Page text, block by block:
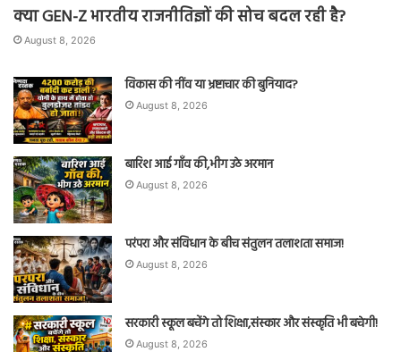
क्या GEN-Z भारतीय राजनीतिज्ञों की सोच बदल रही है?
August 8, 2026
विकास की नींव या भ्रष्टाचार की बुनियाद?
August 8, 2026
बारिश आई गाँव की,भीग उठे अरमान
August 8, 2026
परंपरा और संविधान के बीच संतुलन तलाशता समाज!
August 8, 2026
सरकारी स्कूल बचेंगे तो शिक्षा,संस्कार और संस्कृति भी बचेगी!
August 8, 2026